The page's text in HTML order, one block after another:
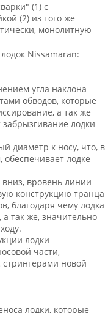
(1) с
(2) из того же
монолитную
Nissamaran:
угла наклона
обводов, которые
а так же
лодки
диаметр к носу, что, в
лодке
вровень линии
конструкцию транца
благодаря чему лодка
так же, значительно
лодки
части,
новой
лодки, которые